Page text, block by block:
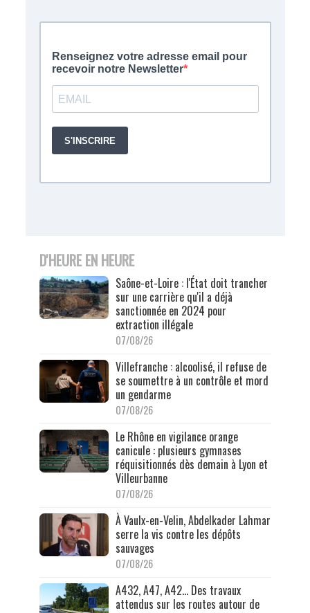
D'HEURE EN HEURE
Saône-et-Loire : l'État doit trancher
sur une carrière qu'il a déjà
sanctionnée en 2024 pour
extraction illégale
07/08/26
Villefranche : alcoolisé, il refuse de
se soumettre à un contrôle et mord
un gendarme
07/08/26
Le Rhône en vigilance orange
canicule : plusieurs gymnases
réquisitionnés dès demain à Lyon et
Villeurbanne
07/08/26
À Vaulx-en-Velin, Abdelkader Lahmar
serre la vis contre les dépôts
sauvages
07/08/26
A432, A47, A42… Des travaux
attendus sur les routes autour de